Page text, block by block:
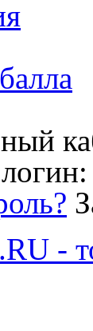
балла
-